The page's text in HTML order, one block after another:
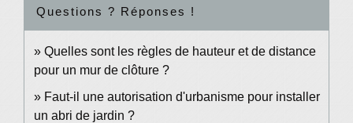
Questions ? Réponses !
Quelles sont les règles de hauteur et de distance
pour un mur de clôture ?
Faut-il une autorisation d'urbanisme pour installer
un abri de jardin ?